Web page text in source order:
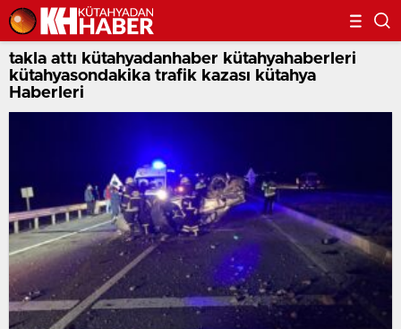
takla attı kütahyadanhaber kütahyahaberleri
kütahyasondakika trafik kazası kütahya
Haberleri